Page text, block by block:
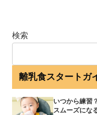
検索
離乳食スタートガ
いつから練習
スムーズにな